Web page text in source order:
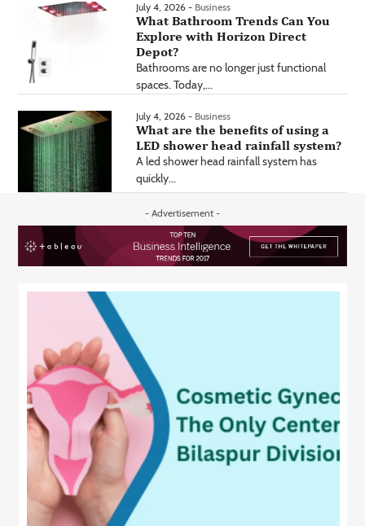
July 4, 2026 - Business
What Bathroom Trends Can You
Explore with Horizon Direct
Depot?
Bathrooms are no longer just functional
spaces. Today,...
July 4, 2026 - Business
What are the benefits of using a
LED shower head rainfall system?
A led shower head rainfall system has
quickly...
- Advertisement -